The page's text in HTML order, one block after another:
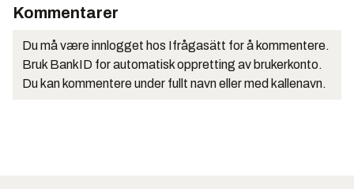
Kommentarer
Du må være innlogget hos Ifrågasätt for å kommentere.
Bruk BankID for automatisk oppretting av brukerkonto.
Du kan kommentere under fullt navn eller med kallenavn.